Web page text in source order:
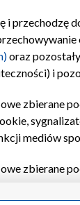
i przechodzę
oraz
i
zbierane
mediów
zbierane
realizacji